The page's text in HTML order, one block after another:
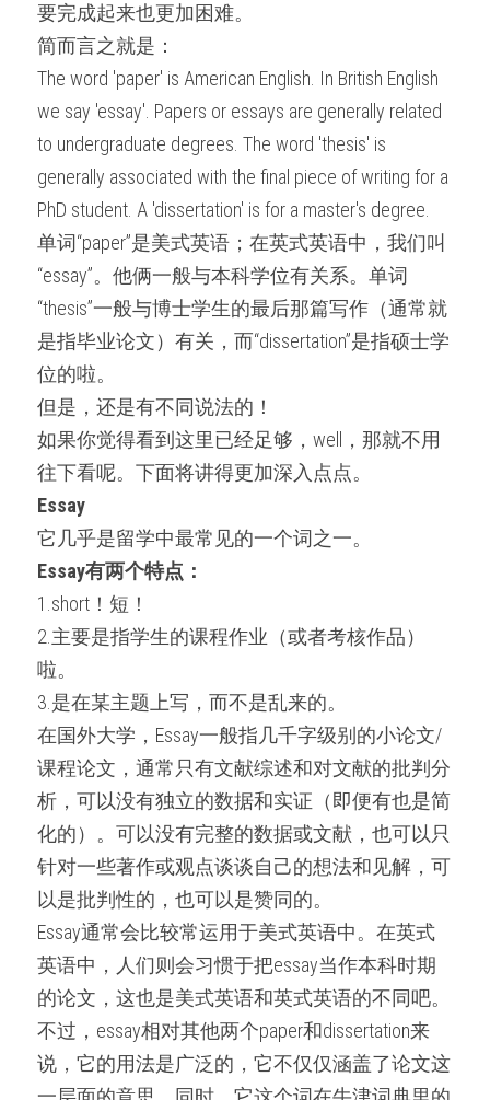
要完成起来也更加困难。
简而言之就是：
The word 'paper' is American English. In British English
we say 'essay'. Papers or essays are generally related
to undergraduate degrees. The word 'thesis' is
generally associated with the final piece of writing for a
PhD student. A 'dissertation' is for a master's degree.
单词“paper”是美式英语；在英式英语中，我们叫
“essay”。他俩一般与本科学位有关系。单词
“thesis”一般与博士学生的最后那篇写作（通常就
是指毕业论文）有关，而“dissertation”是指硕士学
位的啦。
但是，还是有不同说法的！
如果你觉得看到这里已经足够，well，那就不用
往下看呢。下面将讲得更加深入点点。
Essay
它几乎是留学中最常见的一个词之一。
Essay有两个特点：
1.short！短！
2.主要是指学生的课程作业（或者考核作品）
啦。
3.是在某主题上写，而不是乱来的。
在国外大学，Essay一般指几千字级别的小论文/
课程论文，通常只有文献综述和对文献的批判分
析，可以没有独立的数据和实证（即便有也是简
化的）。可以没有完整的数据或文献，也可以只
针对一些著作或观点谈谈自己的想法和见解，可
以是批判性的，也可以是赞同的。
Essay通常会比较常运用于美式英语中。在英式
英语中，人们则会习惯于把essay当作本科时期
的论文，这也是美式英语和英式英语的不同吧。
不过，essay相对其他两个paper和dissertation来
说，它的用法是广泛的，它不仅仅涵盖了论文这